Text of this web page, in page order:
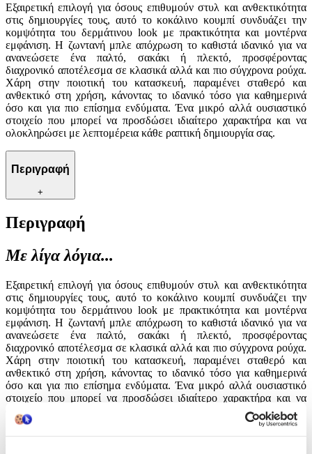
Εξαιρετική επιλογή για όσους επιθυμούν στυλ και ανθεκτικότητα
στις δημιουργίες τους, αυτό το κοκάλινο κουμπί συνδυάζει την
κομψότητα του δερμάτινου look με πρακτικότητα και μοντέρνα
εμφάνιση. Η ζωντανή μπλε απόχρωση το καθιστά ιδανικό για να
ανανεώσετε ένα παλτό, σακάκι ή πλεκτό, προσφέροντας
διαχρονικό αποτέλεσμα σε κλασικά αλλά και πιο σύγχρονα ρούχα.
Χάρη στην ποιοτική του κατασκευή, παραμένει σταθερό και
ανθεκτικό στη χρήση, κάνοντας το ιδανικό τόσο για καθημερινά
όσο και για πιο επίσημα ενδύματα. Ένα μικρό αλλά ουσιαστικό
στοιχείο που μπορεί να προσδώσει ιδιαίτερο χαρακτήρα και να
ολοκληρώσει με λεπτομέρεια κάθε ραπτική δημιουργία σας.
Περιγραφή
+
Περιγραφή
Με λίγα λόγια...
Εξαιρετική επιλογή για όσους επιθυμούν στυλ και ανθεκτικότητα
στις δημιουργίες τους, αυτό το κοκάλινο κουμπί συνδυάζει την
κομψότητα του δερμάτινου look με πρακτικότητα και μοντέρνα
εμφάνιση. Η ζωντανή μπλε απόχρωση το καθιστά ιδανικό για να
ανανεώσετε ένα παλτό, σακάκι ή πλεκτό, προσφέροντας
διαχρονικό αποτέλεσμα σε κλασικά αλλά και πιο σύγχρονα ρούχα.
Χάρη στην ποιοτική του κατασκευή, παραμένει σταθερό και
ανθεκτικό στη χρήση, κάνοντας το ιδανικό τόσο για καθημερινά
όσο και για πιο επίσημα ενδύματα. Ένα μικρό αλλά ουσιαστικό
στοιχείο που μπορεί να προσδώσει ιδιαίτερο χαρακτήρα και να
ολοκληρώσει με λεπτομέρεια κάθε ραπτική δημιουργία σας.
Χαρακτηριστικά